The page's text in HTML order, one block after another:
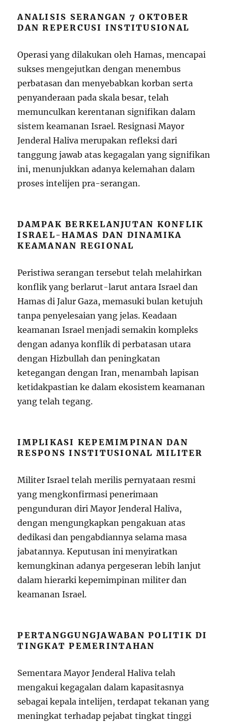
ANALISIS SERANGAN 7 OKTOBER
DAN REPERCUSI INSTITUSIONAL
Operasi yang dilakukan oleh Hamas, mencapai
sukses mengejutkan dengan menembus
perbatasan dan menyebabkan korban serta
penyanderaan pada skala besar, telah
memunculkan kerentanan signifikan dalam
sistem keamanan Israel. Resignasi Mayor
Jenderal Haliva merupakan refleksi dari
tanggung jawab atas kegagalan yang signifikan
ini, menunjukkan adanya kelemahan dalam
proses intelijen pra-serangan.
DAMPAK BERKELANJUTAN KONFLIK
ISRAEL-HAMAS DAN DINAMIKA
KEAMANAN REGIONAL
Peristiwa serangan tersebut telah melahirkan
konflik yang berlarut-larut antara Israel dan
Hamas di Jalur Gaza, memasuki bulan ketujuh
tanpa penyelesaian yang jelas. Keadaan
keamanan Israel menjadi semakin kompleks
dengan adanya konflik di perbatasan utara
dengan Hizbullah dan peningkatan
ketegangan dengan Iran, menambah lapisan
ketidakpastian ke dalam ekosistem keamanan
yang telah tegang.
IMPLIKASI KEPEMIMPINAN DAN
RESPONS INSTITUSIONAL MILITER
Militer Israel telah merilis pernyataan resmi
yang mengkonfirmasi penerimaan
pengunduran diri Mayor Jenderal Haliva,
dengan mengungkapkan pengakuan atas
dedikasi dan pengabdiannya selama masa
jabatannya. Keputusan ini menyiratkan
kemungkinan adanya pergeseran lebih lanjut
dalam hierarki kepemimpinan militer dan
keamanan Israel.
PERTANGGUNGJAWABAN POLITIK DI
TINGKAT PEMERINTAHAN
Sementara Mayor Jenderal Haliva telah
mengakui kegagalan dalam kapasitasnya
sebagai kepala intelijen, terdapat tekanan yang
meningkat terhadap pejabat tingkat tinggi